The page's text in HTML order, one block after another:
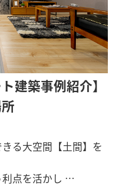
建築事例紹介】
る大空間【土間】を
点を活かし